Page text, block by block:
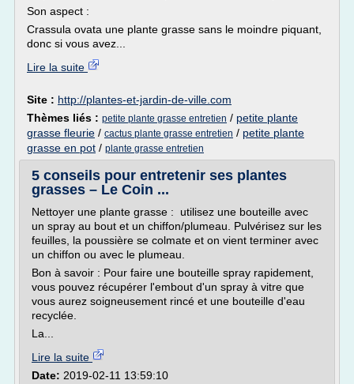
Son aspect :
Crassula ovata une plante grasse sans le moindre piquant,
donc si vous avez...
Lire la suite
Site : http://plantes-et-jardin-de-ville.com
Thèmes liés : petite plante grasse entretien / petite plante
grasse fleurie / cactus plante grasse entretien / petite plante
grasse en pot / plante grasse entretien
5 conseils pour entretenir ses plantes
grasses – Le Coin ...
Nettoyer une plante grasse : utilisez une bouteille avec
un spray au bout et un chiffon/plumeau. Pulvérisez sur les
feuilles, la poussière se colmate et on vient terminer avec
un chiffon ou avec le plumeau.
Bon à savoir : Pour faire une bouteille spray rapidement,
vous pouvez récupérer l'embout d'un spray à vitre que
vous aurez soigneusement rincé et une bouteille d'eau
recyclée.
La...
Lire la suite
Date: 2019-02-11 13:59:10